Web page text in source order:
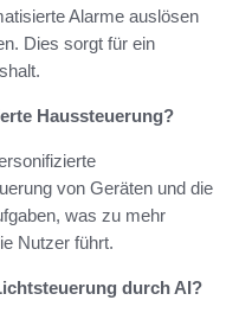
Alarme auslösen
Dies sorgt für ein
Haussteuerung?
von Geräten und die
was zu mehr
Nutzer führt.
durch AI?